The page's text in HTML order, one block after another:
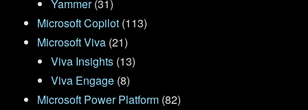
Yammer(31)
Microsoft Copilot (113)
Microsoft Viva (21)
Viva Insights (13)
Viva Engage (8)
Microsoft Power Platform (82)